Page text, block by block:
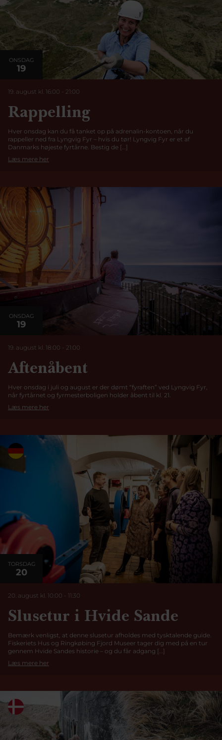
ONSDAG
19
19. august kl. 16:00 - 21:00
Rappelling
Hver onsdag kan du få tanket op på adrenalin-kontoen, når du
rappeller ned fra Lyngvig Fyr – hvis du tør! Lyngvig Fyr er et af
Danmarks højeste fyrtårne. Bestig de […]
Læs mere her
ONSDAG
19
19. august kl. 18:00 - 21:00
Aftenåbent
Hver onsdag i juli og august er der dømt “fyraften” ved Lyngvig Fyr,
når fyrtårnet og fyrmesterboligen holder åbent til kl. 21.
Læs mere her
TORSDAG
20
20. august kl. 10:00 - 11:30
Slusetur i Hvide Sande
Bemærk venligst, at denne slusetur afholdes med tysktalende guide.
Fiskeriets Hus og Ringkøbing Fjord Museer tager dig med på en tur
gennem Hvide Sandes historie – og du får adgang […]
Læs mere her